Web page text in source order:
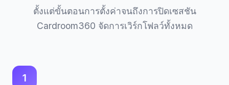
ตั้งแต่ขั้นตอนการตั้งค่าจนถึงการปิดเซสชัน
Cardroom360 จัดการเวิร์กโฟลว์ทั้งหมด
1